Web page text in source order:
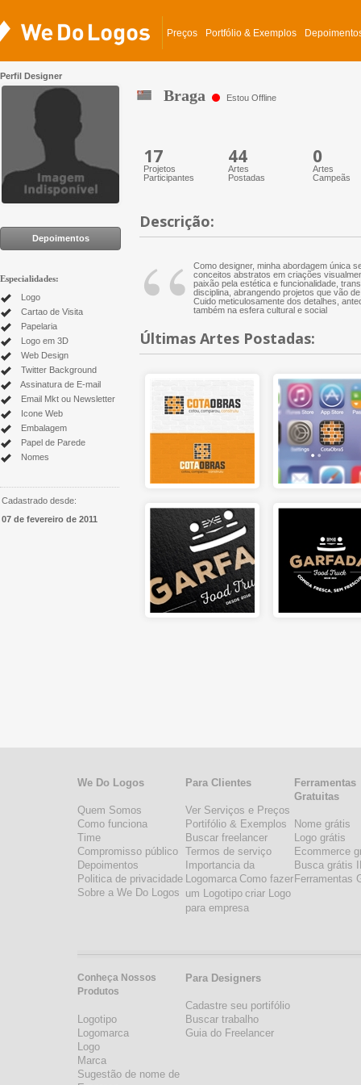
Preços Portfólio & Exemplos
Depoimentos
Especialidades:
Logo
Cartao de Visita
Papelaria
Logo em 3D
Web Design
Twitter Background
Assinatura de E-mail
Email Mkt ou Newsletter
Icone Web
Embalagem
Papel de Parede
Nomes
Cadastrado desde:
07 de fevereiro de 2011
Braga Estou Offline
Perfil Designer
17
Projetos
Participantes
44
Artes
Postadas
0
Artes
Campeãs
Descrição:
“ Como designer, minha abordagem única
conceitos abstratos em criações
paixão pela estética e funcionalidade,
disciplina, abrangendo projetos que vão
Cuido meticulosamente dos detalhes,
também na esfera cultural e social
Últimas Artes Postadas:
We Do Logos
Quem Somos
Como funciona
Time
Compromisso público
Depoimentos
Politica de privacidade
Sobre a We Do Logos
Conheça Nossos
Produtos
Logotipo
Logomarca
Logo
Marca
Sugestão de nome de
Para Clientes
Ver Serviços e Preços
Portifólio & Exemplos
Buscar freelancer
Termos de serviço
Importancia da
Logomarca Como fazer
um Logotipo criar Logo
para empresa
Para Designers
Cadastre seu portifólio
Buscar trabalho
Guia do Freelancer
Ferramentas
Gratuitas
Nome grátis
Logo grátis
Ecommerce
Busca grátis
Ferramentas